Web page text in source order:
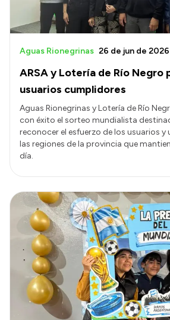
ARSA y Lotería de Río Negro
usuarios cumplidores
Aguas Rionegrinas 26 de jun de 2026
Aguas Rionegrinas y Lotería de Río
con éxito el sorteo mundialista
reconocer el esfuerzo de los usuarios y
las regiones de la provincia que
día.